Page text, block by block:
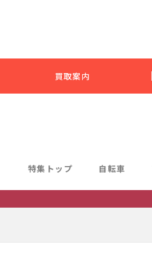
買取案内
特集トップ 自転車